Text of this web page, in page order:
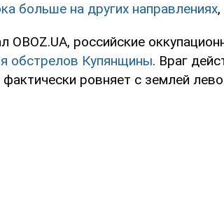
больше на других направлениях
OBOZ.UA, российские
обстрелов Купянщины. Враг
ровняет с землей